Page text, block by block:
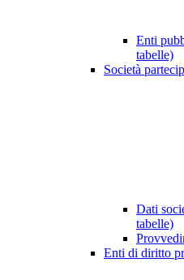
Enti
tabelle)
Società
Dati
tabelle)
Enti di diritto